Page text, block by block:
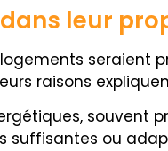
leur
seraient
raisons
souvent
suffisantes ou